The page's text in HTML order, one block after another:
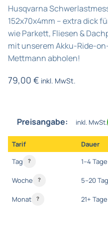
Husqvarna
152x70x4mm – extra dick
wie Parkett, Fliesen &
mit unserem Akku-Ride-
Mettmann abholen!
79,00 € inkl. MwSt.
Preisangabe: inkl. MwSt.
Tarif Dauer
Tag ? 1–4 Tage
Woche ? 5–20
Monat ? 21+ Tage